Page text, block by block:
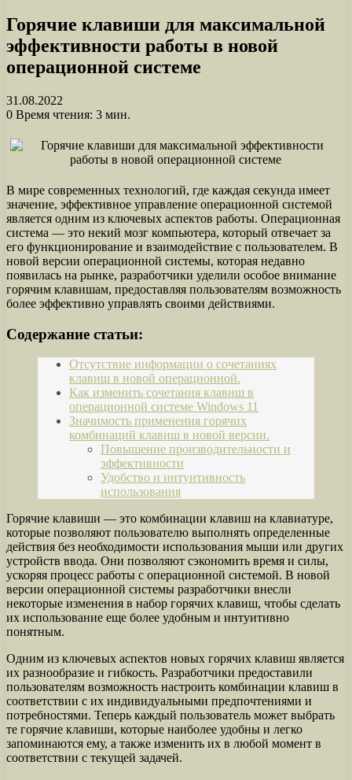
Горячие клавиши для максимальной
эффективности работы в новой
операционной системе
31.08.2022
0 Время чтения: 3 мин.
В мире современных технологий, где каждая секунда имеет
значение, эффективное управление операционной системой
является одним из ключевых аспектов работы. Операционная
система — это некий мозг компьютера, который отвечает за
его функционирование и взаимодействие с пользователем. В
новой версии операционной системы, которая недавно
появилась на рынке, разработчики уделили особое внимание
горячим клавишам, предоставляя пользователям возможность
более эффективно управлять своими действиями.
Содержание статьи:
Отсутствие информации о сочетаниях
клавиш в новой операционной.
Как изменить сочетания клавиш в
операционной системе Windows 11
Значимость применения горячих
комбинаций клавиш в новой версии.
Повышение производительности и
эффективности
Удобство и интуитивность
использования
Горячие клавиши — это комбинации клавиш на клавиатуре,
которые позволяют пользователю выполнять определенные
действия без необходимости использования мыши или других
устройств ввода. Они позволяют сэкономить время и силы,
ускоряя процесс работы с операционной системой. В новой
версии операционной системы разработчики внесли
некоторые изменения в набор горячих клавиш, чтобы сделать
их использование еще более удобным и интуитивно
понятным.
Одним из ключевых аспектов новых горячих клавиш является
их разнообразие и гибкость. Разработчики предоставили
пользователям возможность настроить комбинации клавиш в
соответствии с их индивидуальными предпочтениями и
потребностями. Теперь каждый пользователь может выбрать
те горячие клавиши, которые наиболее удобны и легко
запоминаются ему, а также изменить их в любой момент в
соответствии с текущей задачей.